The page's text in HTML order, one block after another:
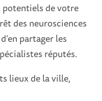
potentiels de votre
des neurosciences
partager les
réputés.
lieux de la ville,